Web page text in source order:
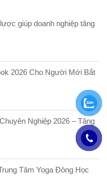
giúp doanh nghiệp tăng
2026 Cho Người Mới Bắt
Nghiệp 2026 – Tăng
Tâm Yoga Đông Học